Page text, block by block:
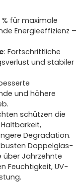
% für maximale
Energieeffizienz –
: Fortschrittliche
und stabiler
und höhere
schützen die
Degradation.
Doppelglas-
über Jahrzehnte
Feuchtigkeit, UV-